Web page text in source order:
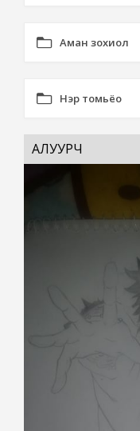
Аман зохиол
Нэр томьёо
АЛУУРЧ